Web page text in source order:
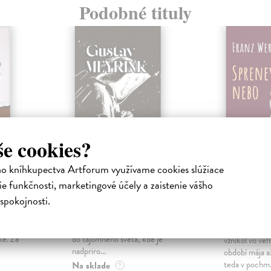
cookies?
kníhkupectva Artforum využívame cookies slúžiace
funkčnosti, marketingové účely a zaistenie vášho
Podobné tituly
Za
Biely dominikán
do tajomného sveta, kde je
nadpriro...
Na sklade ?
vznikol vo
období mája
teda v